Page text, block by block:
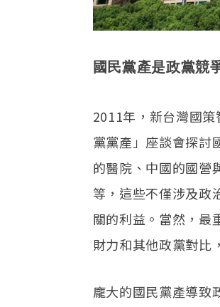
國民黨產是政黨競
2011年，新台灣國
黨黨產」座談會探討
的醫院、中國的國營
等，這些不僅涉及政
關的利益。當然，最
財力和其他政黨對比
龐大的國民黨產導致